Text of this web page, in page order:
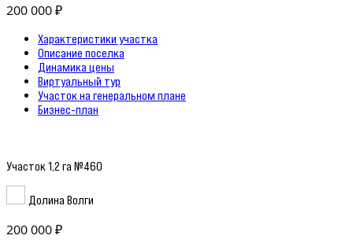
200 000 ₽
Характеристики участка
Описание поселка
Динамика цены
Виртуальный тур
Участок на генеральном плане
Бизнес-план
Участок 1,2 га №460
Долина Волги
200 000 ₽